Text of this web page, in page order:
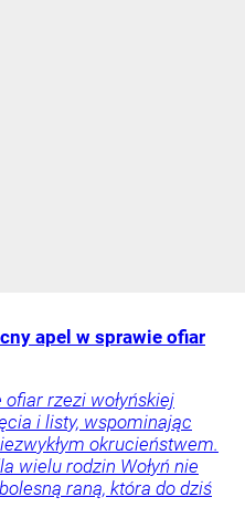
apel w sprawie ofiar
rzezi wołyńskiej
i listy, wspominając
okrucieństwem.
wielu rodzin Wołyń nie
raną, która do dziś